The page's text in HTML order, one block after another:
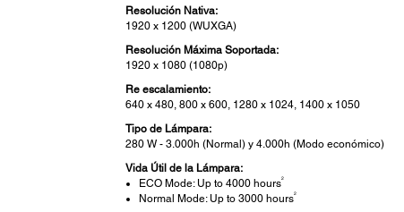
Resolución Nativa:
1920 x 1200 (WUXGA)
Resolución Máxima Soportada:
1920 x 1080 (1080p)
Re escalamiento:
640 x 480, 800 x 600, 1280 x 1024, 1400 x 1050
Tipo de Lámpara:
280 W - 3.000h (Normal) y 4.000h (Modo económico)
Vida Útil de la Lámpara:
ECO Mode: Up to 4000 hours2
Normal Mode: Up to 3000 hours2